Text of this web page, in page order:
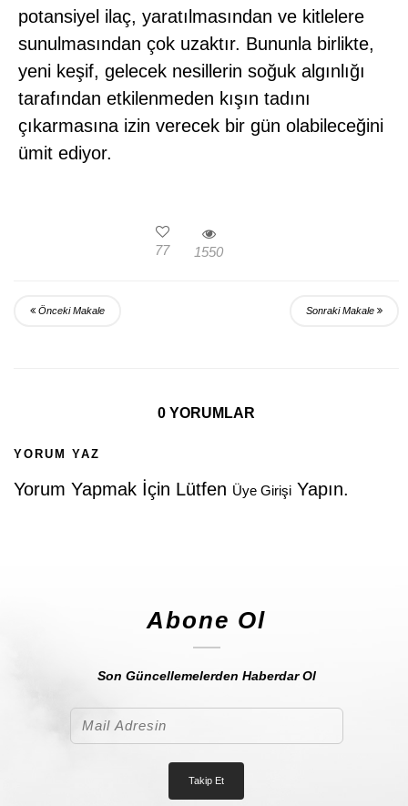
potansiyel ilaç, yaratılmasından ve kitlelere
sunulmasından çok uzaktır. Bununla birlikte,
yeni keşif, gelecek nesillerin soğuk algınlığı
tarafından etkilenmeden kışın tadını
çıkarmasına izin verecek bir gün olabileceğini
ümit ediyor.
77 1550
Önceki Makale Sonraki Makale
0 YORUMLAR
YORUM YAZ
Yorum Yapmak İçin Lütfen Üye Girişi Yapın.
Abone Ol
Son Güncellemelerden Haberdar Ol